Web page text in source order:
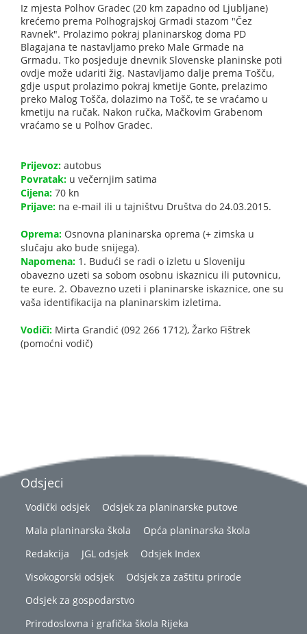
Iz mjesta Polhov Gradec (20 km zapadno od Ljubljane)
krećemo prema Polhograjskoj Grmadi stazom "Čez
Ravnek". Prolazimo pokraj planinarskog doma PD
Blagajana te nastavljamo preko Male Grmade na
Grmadu. Tko posjeduje dnevnik Slovenske planinske poti
ovdje može udariti žig. Nastavljamo dalje prema Tošču,
gdje usput prolazimo pokraj kmetije Gonte, prelazimo
preko Malog Tošča, dolazimo na Tošč, te se vraćamo u
kmetiju na ručak. Nakon ručka, Mačkovim Grabenom
vraćamo se u Polhov Gradec.
Prijevoz: autobus
Povratak: u večernjim satima
Cijena: 70 kn
Prijave: na e-mail ili u tajništvu Društva do 24.03.2015.
Oprema: Osnovna planinarska oprema (+ zimska u
slučaju ako bude snijega).
Napomena: 1. Budući se radi o izletu u Sloveniju
obavezno uzeti sa sobom osobnu iskaznicu ili putovnicu,
te eure. 2. Obavezno uzeti i planinarske iskaznice, one su
vaša identifikacija na planinarskim izletima.
Vodiči: Mirta Grandić (092 266 1712), Žarko Fištrek
(pomoćni vodič)
Odsjeci
Vodički odsjek
Odsjek za planinarske putove
Mala planinarska škola
Opća planinarska škola
Redakcija
JGL odsjek
Odsjek Index
Visokogorski odsjek
Odsjek za zaštitu prirode
Odsjek za gospodarstvo
Prirodoslovna i grafička škola Rijeka